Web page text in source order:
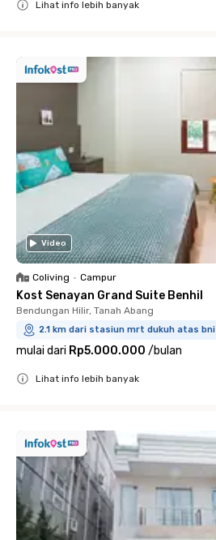
Lihat info lebih banyak
Video
Coliving • Campur
Kost Senayan Grand Suite Benhil
Bendungan Hilir, Tanah Abang
2.1 km dari stasiun mrt dukuh atas bni
mulai dari Rp5.000.000 /bulan
Lihat info lebih banyak